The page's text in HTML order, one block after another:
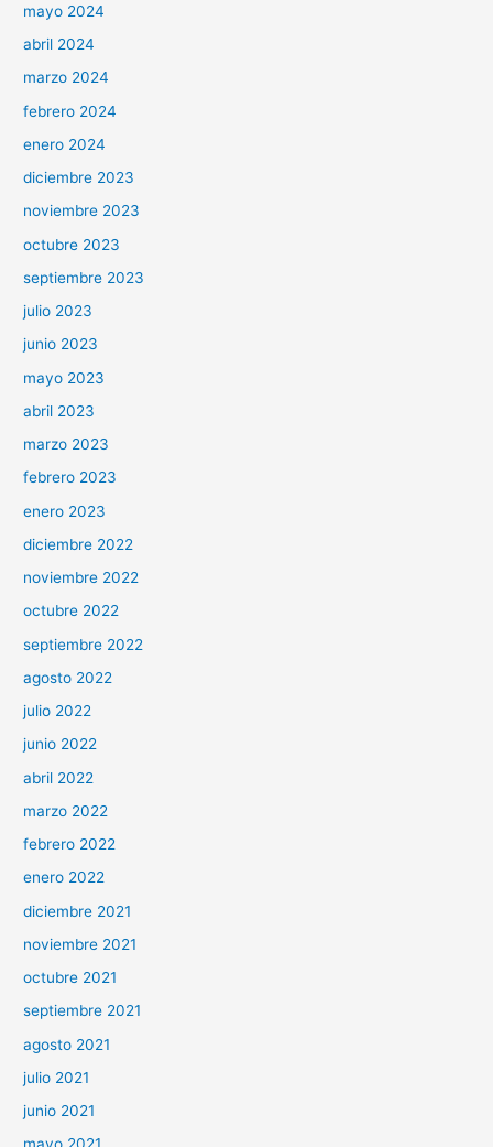
mayo 2024
abril 2024
marzo 2024
febrero 2024
enero 2024
diciembre 2023
noviembre 2023
octubre 2023
septiembre 2023
julio 2023
junio 2023
mayo 2023
abril 2023
marzo 2023
febrero 2023
enero 2023
diciembre 2022
noviembre 2022
octubre 2022
septiembre 2022
agosto 2022
julio 2022
junio 2022
abril 2022
marzo 2022
febrero 2022
enero 2022
diciembre 2021
noviembre 2021
octubre 2021
septiembre 2021
agosto 2021
julio 2021
junio 2021